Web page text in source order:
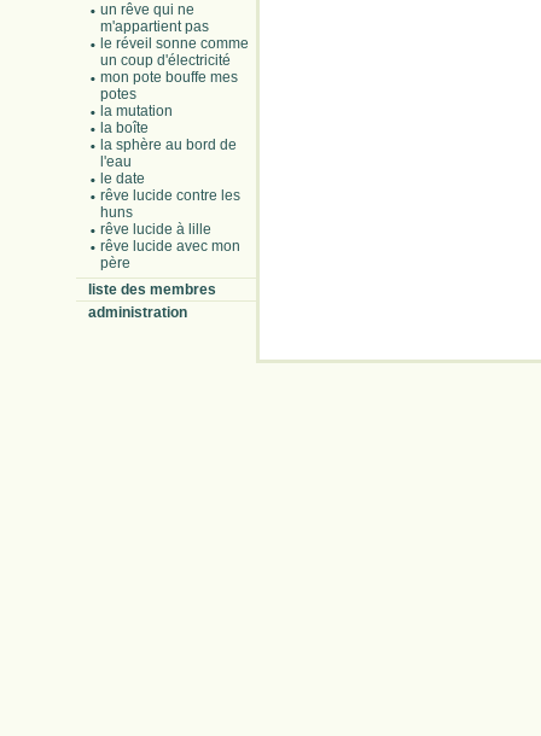
un rêve qui ne
m'appartient pas
le réveil sonne comme
un coup d'électricité
mon pote bouffe mes
potes
la mutation
la boîte
la sphère au bord de
l'eau
le date
rêve lucide contre les
huns
rêve lucide à lille
rêve lucide avec mon
père
liste des membres
administration